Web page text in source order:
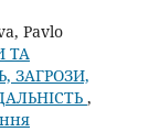
Pavlo
ТА
ЗАГРОЗИ,
,